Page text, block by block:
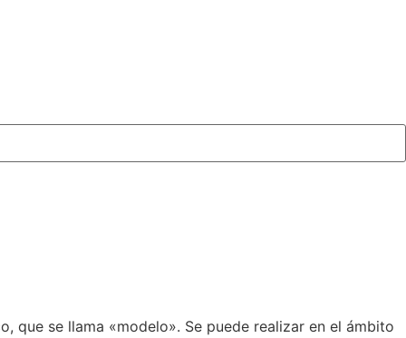
que se llama «modelo». Se puede realizar en el ámbito